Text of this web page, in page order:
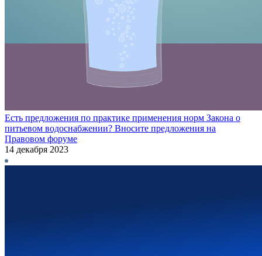
Есть предложения по практике применения норм Закона о
питьевом водоснабжении? Вносите предложения на
Правовом форуме
14 декабря 2023